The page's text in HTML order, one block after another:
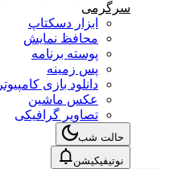
سرگرمی
ابزار دسکتاپ
محافظ نمایش
پوسته برنامه
پس زمینه
دانلود بازی کامپیوتر
عکس ماشین
تصاویر گرافیکی
حالت شب
نوتیفیکیشن